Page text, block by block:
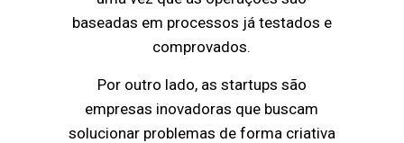
baseadas em processos já testados e
comprovados.
Por outro lado, as startups são
empresas inovadoras que buscam
solucionar problemas de forma criativa